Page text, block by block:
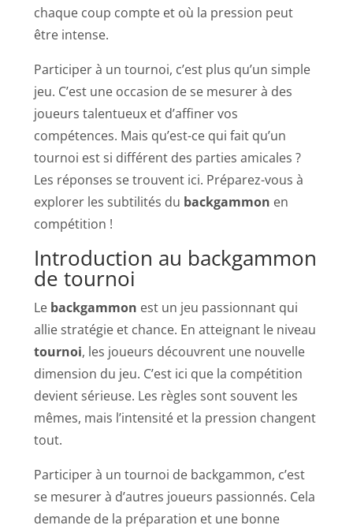
chaque coup compte et où la pression peut
être intense.
Participer à un tournoi, c’est plus qu’un simple
jeu. C’est une occasion de se mesurer à des
joueurs talentueux et d’affiner vos
compétences. Mais qu’est-ce qui fait qu’un
tournoi est si différent des parties amicales ?
Les réponses se trouvent ici. Préparez-vous à
explorer les subtilités du backgammon en
compétition !
Introduction au backgammon
de tournoi
Le backgammon est un jeu passionnant qui
allie stratégie et chance. En atteignant le niveau
tournoi, les joueurs découvrent une nouvelle
dimension du jeu. C’est ici que la compétition
devient sérieuse. Les règles sont souvent les
mêmes, mais l’intensité et la pression changent
tout.
Participer à un tournoi de backgammon, c’est
se mesurer à d’autres joueurs passionnés. Cela
demande de la préparation et une bonne